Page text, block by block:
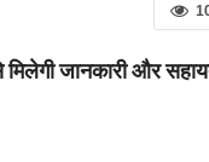
जानकारी और